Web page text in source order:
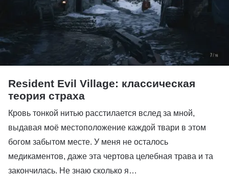
Resident Evil Village: классическая
теория страха
Кровь тонкой нитью расстилается вслед за мной,
выдавая моё местоположение каждой твари в этом
богом забытом месте. У меня не осталось
медикаментов, даже эта чертова целебная трава и та
закончилась. Не знаю сколько я…